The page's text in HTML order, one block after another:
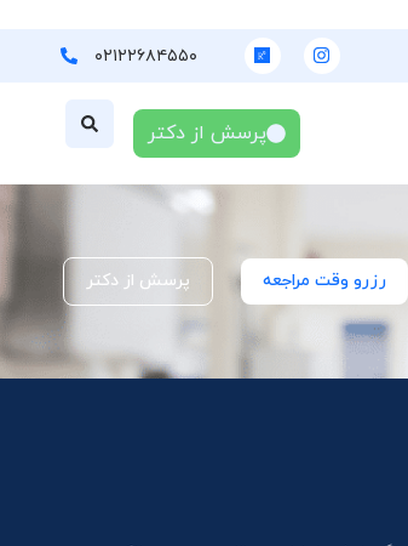
۰۲۱۲۲۶۸۴۵۵۰
پرسش از دکتر
رزرو وقت مراجعه پرسش از دکتر